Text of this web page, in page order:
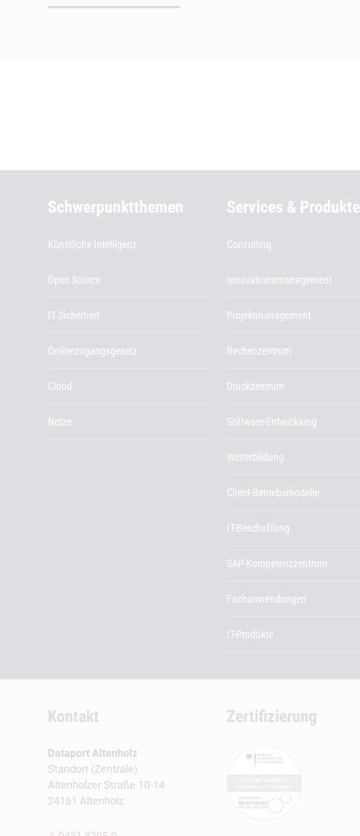
Schwerpunktthemen
Künstliche Intelligenz
Open Source
IT Sicherheit
Onlinezugangsgesetz
Cloud
Netze
Services & Produkte
Consulting
Innovationsmanagement
Projektmanagement
Rechenzentrum
Druckzentrum
Software-Entwicklung
Weiterbildung
Client-Betriebsmodelle
IT-Beschaffung
SAP-Kompetenzzentrum
Fachanwendungen
IT-Produkte
Kontakt
Dataport Altenholz
Standort (Zentrale)
Altenholzer Straße 10-14
24161 Altenholz
Zertifizierung